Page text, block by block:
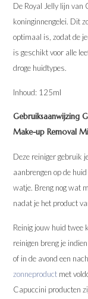
De Royal Jelly lijn van
koninginnengelei. Dit
optimaal is, zodat de
is geschikt voor alle
droge huidtypes.
Inhoud: 125ml
Gebruiksaanwijzing
Make-up Removal
Deze reiniger gebruik
aanbrengen op de
watje. Breng nog wat
nadat je het product
Reinig jouw huid twee
reinigen breng je
of in de avond een
zonneproduct met
Capuccini producten